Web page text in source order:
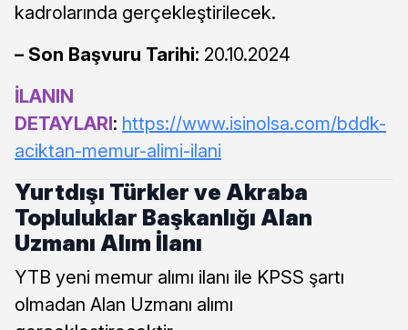
kadrolarında gerçekleştirilecek.
– Son Başvuru Tarihi: 20.10.2024
İLANIN
DETAYLARI: https://www.isinolsa.com/bddk-
aciktan-memur-alimi-ilani
Yurtdışı Türkler ve Akraba
Topluluklar Başkanlığı Alan
Uzmanı Alım İlanı
YTB yeni memur alımı ilanı ile KPSS şartı
olmadan Alan Uzmanı alımı